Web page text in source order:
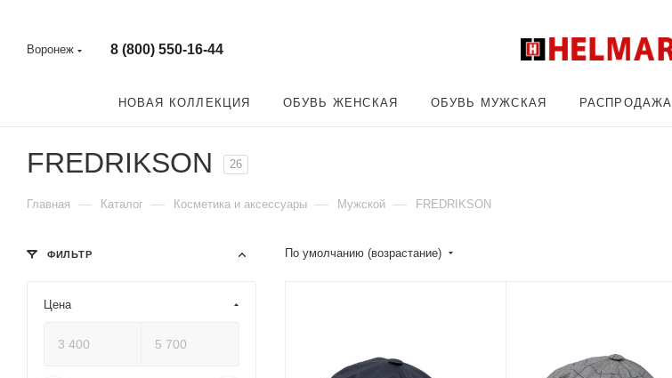
Воронеж 8 (800) 550-16-44
НОВАЯ КОЛЛЕКЦИЯ ОБУВЬ ЖЕНСКАЯ ОБУВЬ МУЖСКАЯ РАСПРОДАЖА
FREDRIKSON 26
Главная — Каталог — Косметика и аксессуары — Мужской — FREDRIKSON
По умолчанию (возрастание)
ФИЛЬТР
Цена